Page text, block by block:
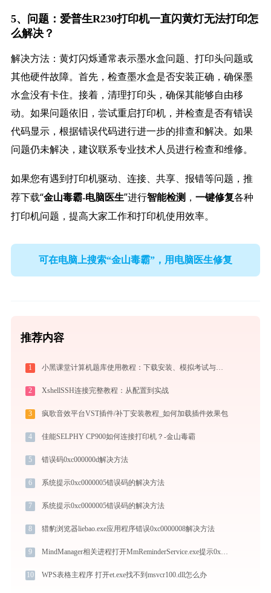
5、问题：爱普生R230打印机一直闪黄灯无法打印怎
么解决？
解决方法：黄灯闪烁通常表示墨水盒问题、打印头问题或
其他硬件故障。首先，检查墨水盒是否安装正确，确保墨
水盒没有卡住。接着，清理打印头，确保其能够自由移
动。如果问题依旧，尝试重启打印机，并检查是否有错误
代码显示，根据错误代码进行进一步的排查和解决。如果
问题仍未解决，建议联系专业技术人员进行检查和维修。
如果您有遇到打印机驱动、连接、共享、报错等问题，推
荐下载“金山毒霸-电脑医生”进行智能检测， 一键修复各种
打印机问题，提高大家工作和打印机使用效率。
可在电脑上搜索“金山毒霸”，用电脑医生修复
推荐内容
1 小黑课堂计算机题库使用教程：下载安装、模拟考试与高效刷题全攻略
2 XshellSSH连接完整教程：从配置到实战
3 疯歌音效平台VST插件/补丁安装教程_如何加载插件效果包
4 佳能SELPHY CP900如何连接打印机？-金山毒霸
5 错误码0xc000000d解决方法
6 系统提示0xc0000005错误码的解决方法
7 系统提示0xc0000005错误码的解决方法
8 猎豹浏览器liebao.exe应用程序错误0xc0000008解决方法
9 MindManager相关进程打开MmReminderService.exe提示0xc000007b错误码怎么办
10 WPS表格主程序 打开et.exe找不到msvcr100.dll怎么办